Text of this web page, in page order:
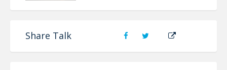
Share Talk